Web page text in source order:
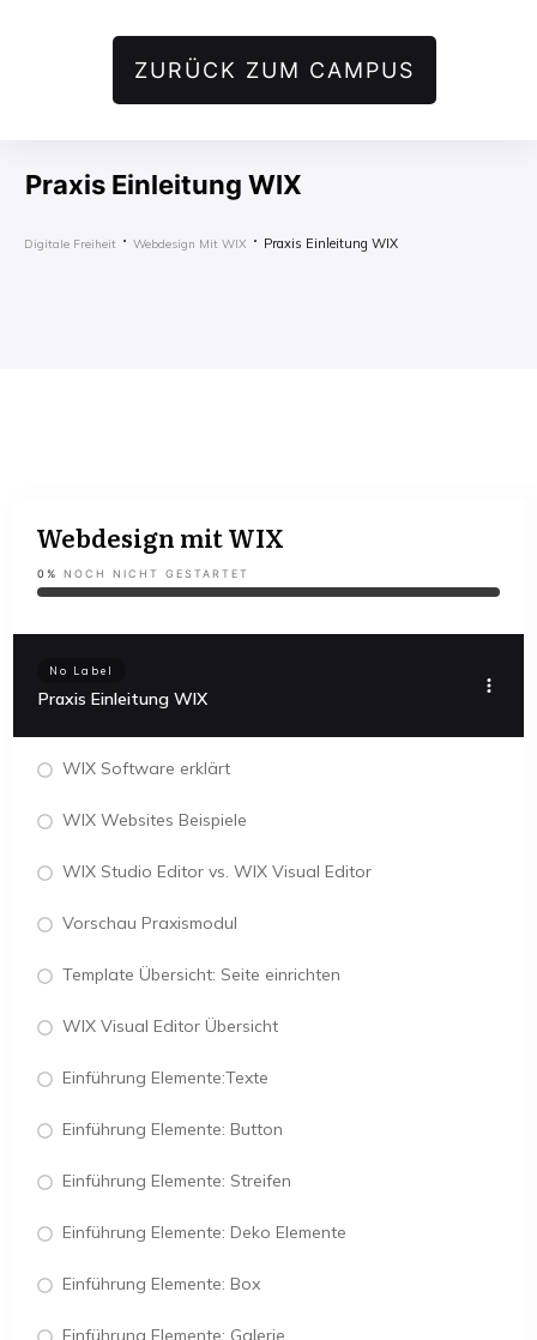
ZURÜCK ZUM CAMPUS
Praxis Einleitung WIX
Digitale Freiheit Webdesign Mit WIX Praxis Einleitung WIX
Webdesign mit WIX
0% NOCH NICHT GESTARTET
No Label
Praxis Einleitung WIX
WIX Software erklärt
WIX Websites Beispiele
WIX Studio Editor vs. WIX Visual Editor
Vorschau Praxismodul
Template Übersicht: Seite einrichten
WIX Visual Editor Übersicht
Einführung Elemente:Texte
Einführung Elemente: Button
Einführung Elemente: Streifen
Einführung Elemente: Deko Elemente
Einführung Elemente: Box
Einführung Elemente: Galerie